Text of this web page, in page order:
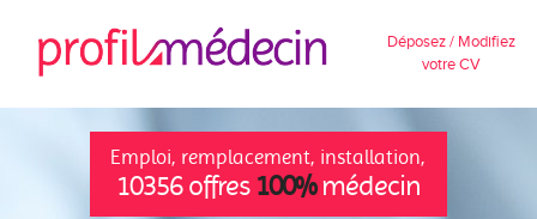
Déposez / Modifiez
votre CV
Emploi, remplacement, installation,
10356 offres 100%médecin